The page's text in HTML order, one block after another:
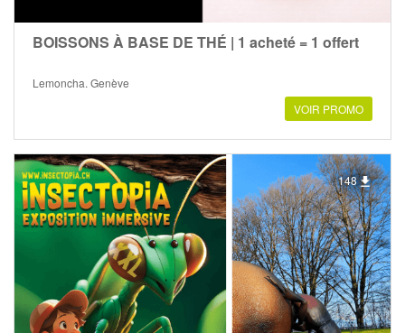
BOISSONS À BASE DE THÉ | 1 acheté = 1 offert
Lemoncha, Genève
VOIR PROMO
148